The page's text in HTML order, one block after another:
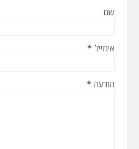
שם
אימייל *
הודעה *